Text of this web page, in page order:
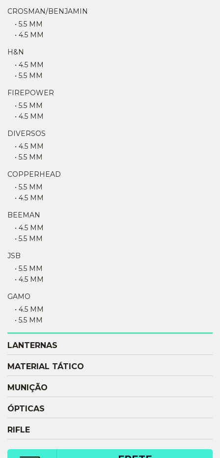
CROSMAN/BENJAMIN
• 5.5 MM
• 4.5 MM
H&N
• 4.5 MM
• 5.5 MM
FIREPOWER
• 5.5 MM
• 4.5 MM
DIVERSOS
• 4.5 MM
• 5.5 MM
COPPERHEAD
• 5.5 MM
• 4.5 MM
BEEMAN
• 4.5 MM
• 5.5 MM
JSB
• 5.5 MM
• 4.5 MM
GAMO
• 4.5 MM
• 5.5 MM
LANTERNAS
MATERIAL TÁTICO
MUNIÇÃO
ÓPTICAS
RIFLE